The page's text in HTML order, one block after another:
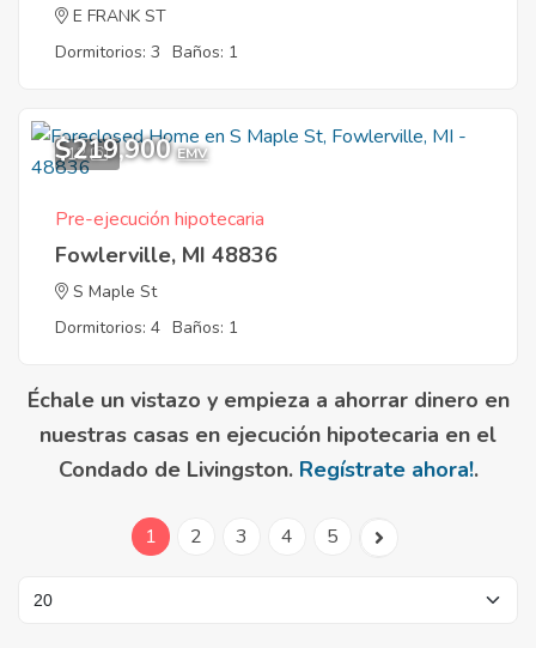
E FRANK ST
Dormitorios: 3 Baños: 1
12
$219,900 EMV
Pre-ejecución hipotecaria
Fowlerville, MI 48836
S Maple St
Dormitorios: 4 Baños: 1
Échale un vistazo y empieza a ahorrar dinero en
nuestras casas en ejecución hipotecaria en el
Condado de Livingston. Regístrate ahora!.
1 2 3 4 5